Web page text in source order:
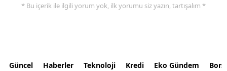
* Bu içerik ile ilgili yorum yok, ilk yorumu siz yazın, tartışalım *
Güncel Haberler Teknoloji Kredi Eko Gündem